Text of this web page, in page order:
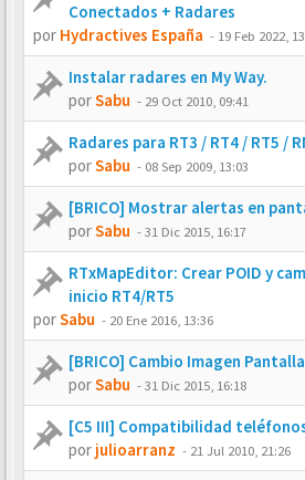
Conectados + Radares
por Hydractives España - 19 Feb 2022,
Instalar radares en My Way.
porSabu - 29 Oct 2010, 09:41
Radares para RT3 / RT4 / RT5 /
porSabu - 08 Sep 2009, 13:03
[BRICO] Mostrar alertas en
porSabu -31 Dic 2015, 16:17
RTxMapEditor: Crear POID y
inicio RT4/RT5
porSabu - 20 Ene 2016, 13:36
[BRICO] Cambio Imagen
porSabu -31 Dic 2015, 16:18
[C5 III] Compatibilidad
por julioarranz - 21 Jul 2010, 21:26